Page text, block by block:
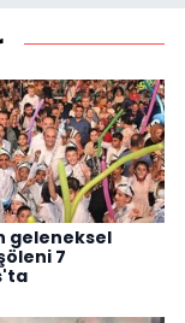
geleneksel
7